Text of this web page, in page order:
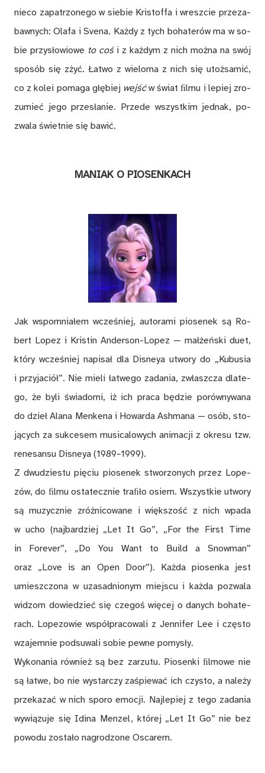
nie­co za­pa­trzo­ne­go w sie­bie Kri­stof­fa i wresz­cie prze­za­
baw­nych: Ola­fa i Sve­na. Każ­dy z tych bo­ha­te­rów ma w so­
bie przy­sło­wio­we to cośi z każ­dym z nich moż­na na swój
spo­sób się zżyć. Ła­two z wie­lo­ma z nich się utoż­sa­mić,
co z ko­lei po­ma­ga głę­biej wejśćw świat ﬁl­mu i le­piej zro­
zu­mieć jego prze­sła­nie. Przede wszyst­kim jed­nak, po­
zwa­la świet­nie się ba­wić.
MA­NIAK O PIO­SEN­KACH
Jak wspom­nia­łem wcześ­niej, au­to­ra­mi pio­se­nek są Ro­
bert Lo­pez i Kristin An­der­son-Lo­pez — mał­żeń­ski duet,
któ­ry wcze­śniej na­pi­sał dla Di­sneya utwo­ry do „Ku­bu­sia
i przy­ja­ciół”. Nie mie­li ła­twe­go za­da­nia, zwłasz­cza dla­te­
go, że byli świa­do­mi, iż ich pra­ca bę­dzie po­rów­ny­wa­na
do dzieł Ala­na Men­ke­na i Ho­war­da Ash­ma­na — osób, sto­
ją­cych za suk­ce­sem mu­si­ca­lo­wych ani­ma­cji z okre­su tzw.
re­ne­san­su Dis­neya (1989–1999).
Z dwu­dzie­stu pię­ciu pio­se­nek stwo­rzo­nych przez Lo­pe­
zów, do ﬁl­mu osta­tecz­nie tra­ﬁło osiem. Wszyst­kie utwo­ry
są mu­zycz­nie zróż­ni­co­wa­ne i więk­szość z nich wpa­da
w ucho (naj­bar­dziej „Let It Go”, „For the First Time
in Fo­re­ver”, „Do You Want to Build a Snow­man”
oraz „Love is an Open Door”). Każ­da pio­sen­ka jest
umiesz­czo­na w uza­sad­nio­nym miej­scu i każ­da po­zwa­la
wi­dzom do­wie­dzieć się cze­goś wię­cej o da­nych bo­ha­te­
rach. Lo­pe­zo­wie współ­pra­co­wa­li z Jen­ni­fer Lee i czę­sto
wza­jem­nie pod­su­wa­li so­bie pew­ne po­my­sły.
Wy­ko­na­nia rów­nież są bez za­rzu­tu. Pio­sen­ki ﬁl­mo­we nie
są ła­twe, bo nie wy­star­czy za­śpie­wać ich czy­sto, a na­le­ży
prze­ka­zać w nich spo­ro emo­cji. Naj­le­piej z tego za­da­nia
wy­wią­zu­je się Idi­na Men­zel, któ­rej „Let It Go” nie bez
po­wo­du zo­sta­ło na­gro­dzo­ne Osca­rem.